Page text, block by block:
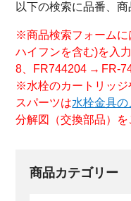
以下の検索に品番、商
※商品検索フォームに
ハイフンを含む)を入
8、FR744204 → FR-
※水栓のカートリッジ
スパーツは水栓金具
分解図（交換部品）を
商品カテゴリー